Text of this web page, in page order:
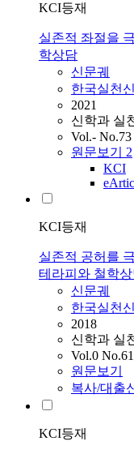
KCI등재
실존적 좌절을
학상담
신문궤
한국실천
2021
신학과 실
Vol.- No.73
원문보기 2
KCI
KCI등재
실존적 공허를
테라피와 철학
신문궤
한국실천
2018
신학과 실
Vol.0 No.61
원문보기
복사/대출
KCI등재